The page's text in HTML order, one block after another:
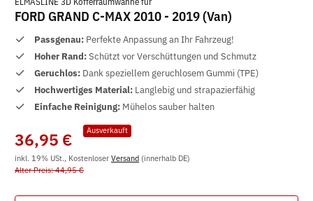
FORD GRAND C-MAX 2010 - 2019 (Van)
Passgenau: Perfekte Anpassung an Ihr Fahrzeug!
Hoher Rand:Schützt vor Verschüttungen und Schmutz
Geruchlos: Dank speziellem geruchlosem Gummi (TPE)
Hochwertiges Material: Langlebig und strapazierfähig
Einfache Reinigung: Mühelos sauber halten
Ausverkauft
36,95 €
inkl. 19% USt., Kostenloser Versand (innerhalb DE)
Alter Preis: 44,95 €